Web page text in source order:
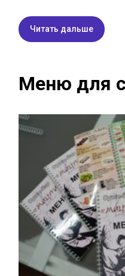
Читать дальше
Меню для